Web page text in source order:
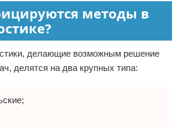
методы в
делающие возможным решение
делятся на два крупных типа: